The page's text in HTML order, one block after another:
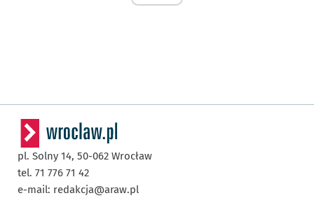
pl. Solny 14, 50-062 Wrocław
tel. 71 776 71 42
e-mail: redakcja@araw.pl